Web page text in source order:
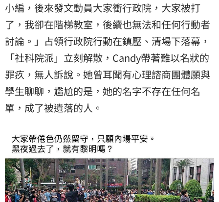
小編，後來發文動員大家衝行政院，大家被打
了，我卻在階梯教室，後續也無法和任何行動者
討論。」占領行政院行動在鎮壓、清場下落幕，
「社科院派」立刻解散，Candy帶著難以名狀的
罪疚，無人訴說。她曾耳聞有心理諮商團體願與
學生聊聊，尷尬的是，她的名字不存在任何名
單，成了被遺落的人。